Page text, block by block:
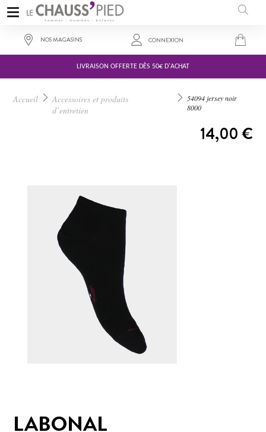
LIVRAISON OFFERTE DÈS 50€ D'ACHAT
NOS MAGASINS CONNEXION
Accueil
Accessoires et produits
d’entretien
54094 jersey noir
8000
LABONAL
14,00 €